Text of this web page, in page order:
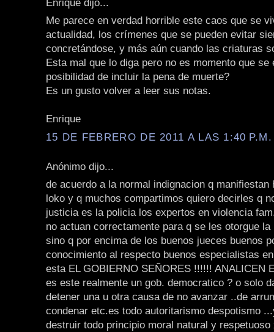
Me parece en verdad horrible este caos que se
actualidad, los crímenes que se pueden evitar
concretándose, y más aún cuando las criaturas
Esta mal que lo diga pero no es momento que se
posibilidad de incluir la pena de muerte?
Es un gusto volver a leer sus notas.
Enrique
15 DE FEBRERO DE 2011 A LAS 1:40 P.M.
Anónimo dijo...
de acuerdo a la normal indignacion q manifiestan
loko y q muchos compartimos quiero decirles q
justicia es la policia los expertos en violencia
no actuan correctamente para q se les otorgue la
sino q por encima de los buenos jueces buenos
conocimiento al respecto buenos especialistas
esta EL GOBIERNO SEÑORES !!!!!! ANALICEN
es este realmente un gob. democratico ? o solo
detener una u otra causa de no avanzar ..de
condenar etc.es todo autoritarismo despotismo
destruir todo principio moral natural y respetuoso